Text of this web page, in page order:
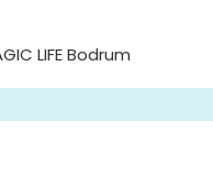
LIFE Bodrum